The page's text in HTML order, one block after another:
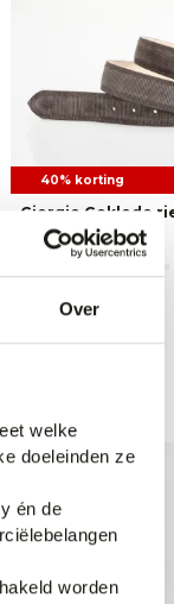
Over
welke
doeleinden ze
én de
worden
40% korting
Giorgio Geklede
79,95
47,95